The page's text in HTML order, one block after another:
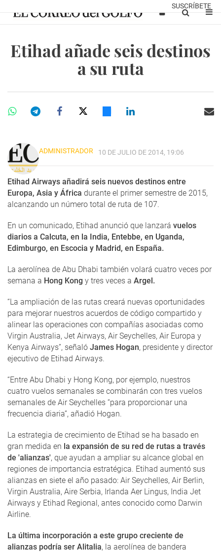
SUSCRÍBETE
Etihad añade seis destinos
a su ruta
ADMINISTRADOR 10 DE JULIO DE 2014, 19:06
Etihad Airways añadirá seis nuevos destinos entre
Europa, Asia y África durante el primer semestre de 2015,
alcanzando un número total de ruta de 107.
En un comunicado, Etihad anunció que lanzará vuelos
diarios a Calcuta, en la India, Entebbe, en Uganda,
Edimburgo, en Escocia y Madrid, en España.
La aerolínea de Abu Dhabi también volará cuatro veces por
semana a Hong Kong y tres veces a Argel.
“La ampliación de las rutas creará nuevas oportunidades
para mejorar nuestros acuerdos de código compartido y
alinear las operaciones con compañías asociadas como
Virgin Australia, Jet Airways, Air Seychelles, Air Europa y
Kenya Airways”, señaló James Hogan, presidente y director
ejecutivo de Etihad Airways.
“Entre Abu Dhabi y Hong Kong, por ejemplo, nuestros
cuatro vuelos semanales se combinarán con tres vuelos
semanales de Air Seychelles “para proporcionar una
frecuencia diaria”, añadió Hogan.
La estrategia de crecimiento de Etihad se ha basado en
gran medida en la expansión de su red de rutas a través
de 'alianzas', que ayudan a ampliar su alcance global en
regiones de importancia estratégica. Etihad aumentó sus
alianzas en siete el año pasado: Air Seychelles, Air Berlin,
Virgin Australia, Aire Serbia, Irlanda Aer Lingus, India Jet
Airways y Etihad Regional, antes conocido como Darwin
Airline.
La última incorporación a este grupo creciente de
alianzas podría ser Alitalia, la aerolínea de bandera